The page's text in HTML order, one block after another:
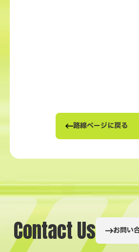
路線ページに戻る
ContactUs お問い